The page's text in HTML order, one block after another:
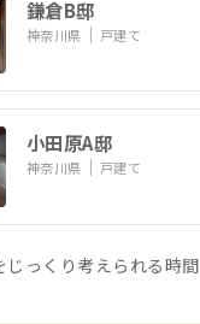
鎌倉B邸
神奈川県 戸建て
小田原A邸
神奈川県 戸建て
じっくり考えられる時間